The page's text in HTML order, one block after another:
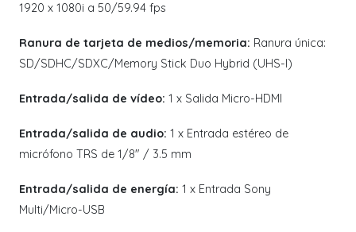
1920 x 1080i a 50/59.94 fps
Ranura de tarjeta de medios/memoria: Ranura única:
SD/SDHC/SDXC/Memory Stick Duo Hybrid (UHS-I)
Entrada/salida de vídeo: 1 x Salida Micro-HDMI
Entrada/salida de audio: 1 x Entrada estéreo de
micrófono TRS de 1/8" / 3.5 mm
Entrada/salida de energía: 1 x Entrada Sony
Multi/Micro-USB